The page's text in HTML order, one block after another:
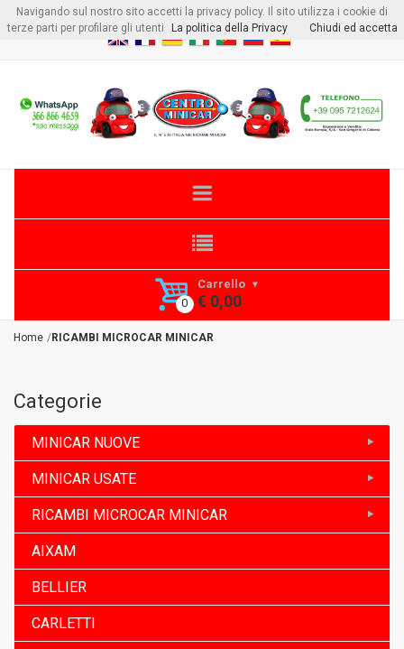
Benvenuto visitoreLogin oRegistrati
Carrello
€ 0,00
Home RICAMBI MICROCAR MINICAR
Categorie
MINICAR NUOVE
MINICAR USATE
RICAMBI MICROCAR MINICAR
AIXAM
BELLIER
CARLETTI
Navigando sul nostro sito accetti la privacy policy. Il sito utilizza i cookie di
terze parti per profilare gli utenti
La politica della Privacy Chiudi ed accetta